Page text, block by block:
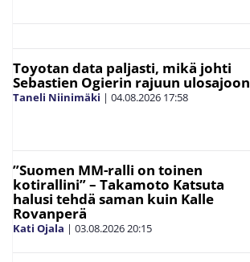
Toyotan data paljasti, mikä johti
Sebastien Ogierin rajuun ulosajoon
Taneli Niinimäki | 04.08.2026 17:58
”Suomen MM-ralli on toinen
kotirallini” – Takamoto Katsuta
halusi tehdä saman kuin Kalle
Rovanperä
Kati Ojala | 03.08.202620:15